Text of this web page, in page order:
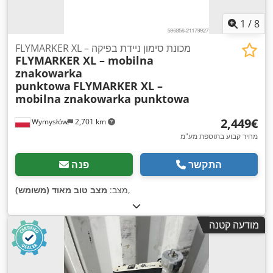
1 /8
Wymysłów 2,701 km
FLYMARKER XL – מכונת סימון ניידת בפיקה
FLYMARKER XL – mobilna
znakowarka
punktowa FLYMARKER XL –
mobilna znakowarka punktowa
‏2,449 ‏€
מחיר קבוע בתוספת מע"מ
פנה התקשר
מצב: מצב טוב מאוד (משומש) ,
מודעה קטנה